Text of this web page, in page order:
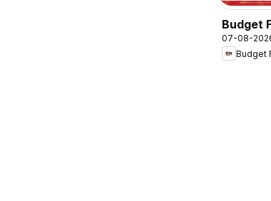
Budget
folder
07-08-
Budget